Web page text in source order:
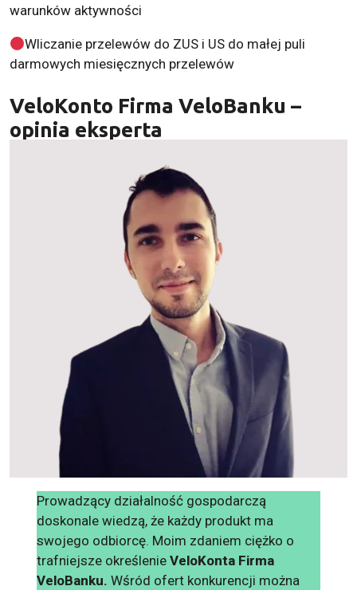
warunków aktywności
Wliczanie przelewów do ZUS i US do małej puli
darmowych miesięcznych przelewów
VeloKonto Firma VeloBanku –
opinia eksperta
Prowadzący działalność gospodarczą
doskonale wiedzą, że każdy produkt ma
swojego odbiorcę. Moim zdaniem ciężko o
trafniejsze określenie VeloKonta Firma
VeloBanku. Wśród ofert konkurencji można